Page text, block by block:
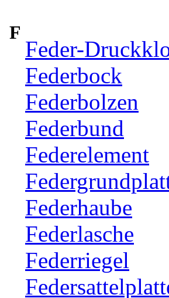
F
Feder-
Federbock
Federbolzen
Federbund
Federelement
Federhaube
Federlasche
Federriegel